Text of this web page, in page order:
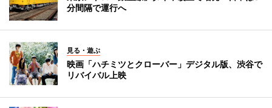
分間隔で運行へ
見る・遊ぶ
映画「ハチミツとクローバー」デジタル版、渋谷で
リバイバル上映